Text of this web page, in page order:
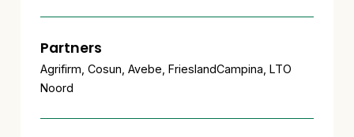
Partners
Agrifirm, Cosun, Avebe, FrieslandCampina, LTO
Noord